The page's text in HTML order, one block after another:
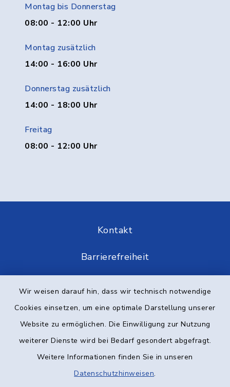
Wir weisen darauf hin, dass wir technisch notwendige
Cookies einsetzen, um eine optimale Darstellung unserer
Website zu ermöglichen. Die Einwilligung zur Nutzung
weiterer Dienste wird bei Bedarf gesondert abgefragt.
Weitere Informationen finden Sie in unseren
Datenschutzhinweisen.
Montag bis Donnerstag
08:00 - 12:00 Uhr
Montag zusätzlich
14:00 - 16:00 Uhr
Donnerstag zusätzlich
14:00 - 18:00 Uhr
Freitag
08:00 - 12:00 Uhr
Kontakt
Barrierefreiheit
Impressum
Elektronische Kommunikation
Sitemap